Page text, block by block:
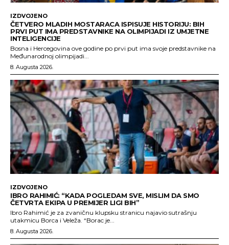
IZDVOJENO
ČETVERO MLADIH MOSTARACA ISPISUJE HISTORIJU: BIH
PRVI PUT IMA PREDSTAVNIKE NA OLIMPIJADI IZ UMJETNE
INTELIGENCIJE
Bosna i Hercegovina ove godine po prvi put ima svoje predstavnike na
Međunarodnoj olimpijadi...
8. Augusta 2026.
IZDVOJENO
IBRO RAHIMIĆ: “KADA POGLEDAM SVE, MISLIM DA SMO
ČETVRTA EKIPA U PREMIJER LIGI BIH”
Ibro Rahimić je za zvaničnu klupsku stranicu najavio sutrašnju
utakmicu Borca i Veleža. “Borac je...
8. Augusta 2026.